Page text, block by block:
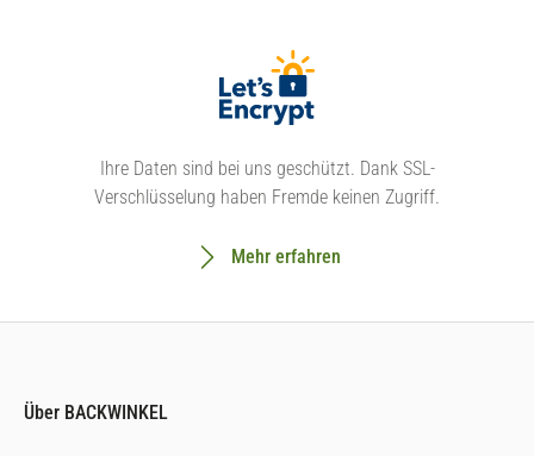
Ihre Daten sind bei uns geschützt. Dank SSL-
Verschlüsselung haben Fremde keinen Zugriff.
Mehr erfahren
Über BACKWINKEL